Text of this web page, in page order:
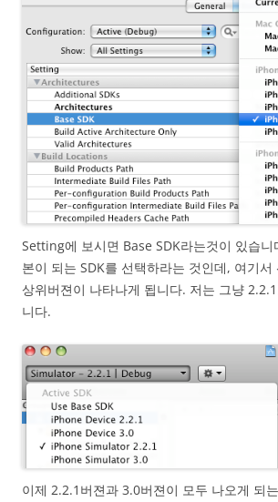
Setting에 보시면 Base SDK라는것이 있습니
본이 되는 SDK를 선택하라는 것인데, 여기
상위버젼이 나타나게 됩니다. 저는 그냥
니다.
이제 2.2.1버젼과 3.0버젼이 모두 나오게 되